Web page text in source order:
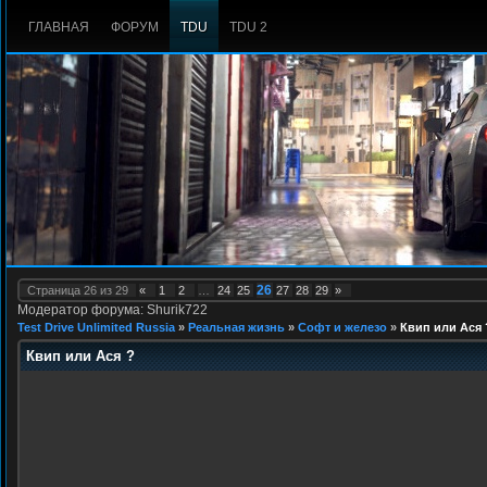
ГЛАВНАЯ ФОРУМ TDU TDU 2
Страница 26 из 29 « 1 2 24 25 26 27 28 29 »
Модератор форума: Shurik722
Test Drive Unlimited Russia » Реальная жизнь » Софт и железо » Квип или Ася
Квип или Ася ?